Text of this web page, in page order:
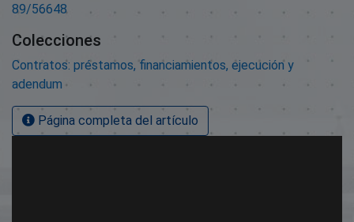
89/56648
Colecciones
Contratos: préstamos, financiamientos, ejecución y
adendum
Página completa del artículo